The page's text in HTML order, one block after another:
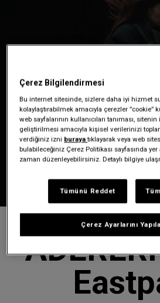
Çerez Bilgilendirmesi
Bu internet sitesinde, sizlere daha iyi hizmet
kolaylaştırabilmek amacıyla çerezler ”cookie”
web sayfalarının kullanıcıları tanıması,
geliştirilmesi amacıyla kişisel verilerinizi
verdiğiniz izni burayatıklayarak veya web
bulabileceğiniz Çerez Politikası sayfasında
zaman düzenleyebilirsiniz. Detaylı bilgiye
Çerez Ayarlarını
Tümünü Reddet